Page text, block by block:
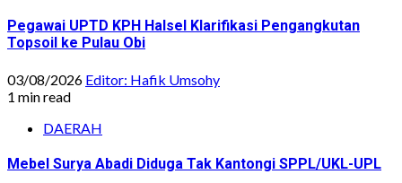
Pegawai UPTD KPH Halsel Klarifikasi Pengangkutan
Topsoil ke Pulau Obi
03/08/2026 Editor: Hafik Umsohy
1 min read
DAERAH
Mebel Surya Abadi Diduga Tak Kantongi SPPL/UKL-UPL